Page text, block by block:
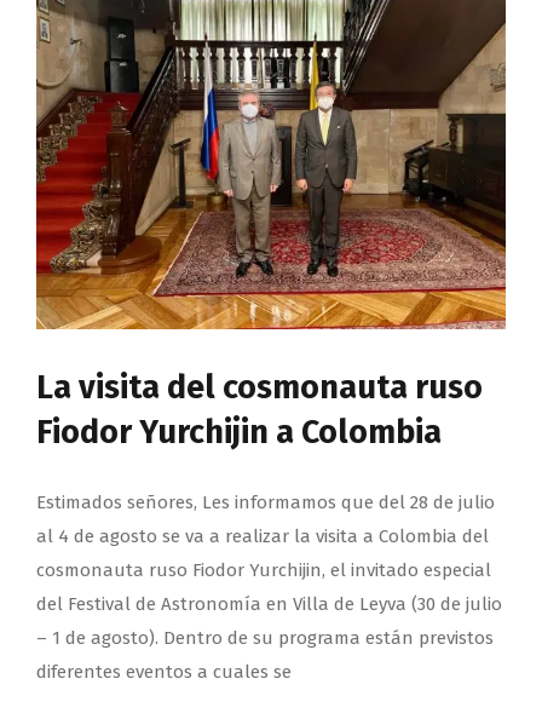
La visita del cosmonauta ruso
Fiodor Yurchijin a Colombia
Estimados señores, Les informamos que del 28 de julio
al 4 de agosto se va a realizar la visita a Colombia del
cosmonauta ruso Fiodor Yurchijin, el invitado especial
del Festival de Astronomía en Villa de Leyva (30 de julio
– 1 de agosto). Dentro de su programa están previstos
diferentes eventos a cuales se